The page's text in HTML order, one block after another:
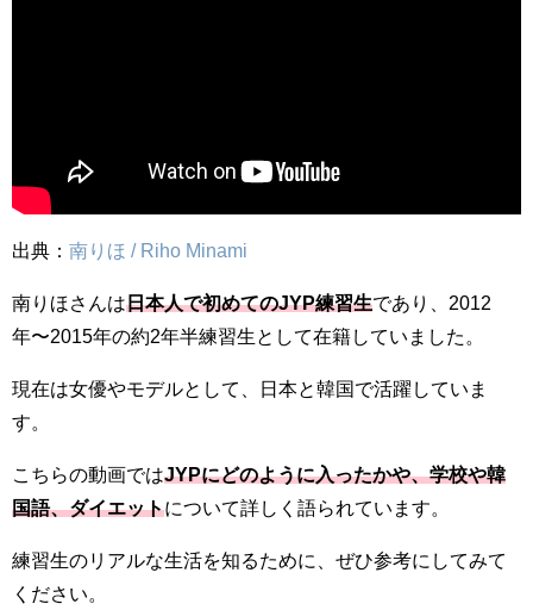
出典： 南りほ / Riho Minami
南りほさんは日本人で初めてのJYP練習生であり、2012
年〜2015年の約2年半練習生として在籍していました。
現在は女優やモデルとして、日本と韓国で活躍していま
す。
こちらの動画ではJYPにどのように入ったかや、学校や韓
国語、ダイエットについて詳しく語られています。
練習生のリアルな生活を知るために、ぜひ参考にしてみて
ください。